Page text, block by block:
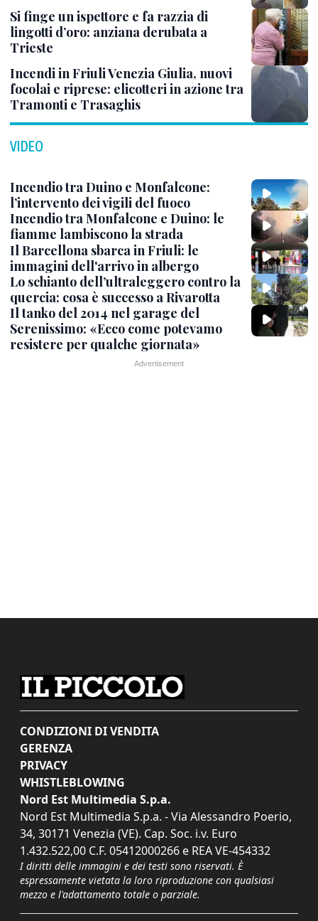
Si finge un ispettore e fa razzia di
lingotti d’oro: anziana derubata a
Trieste
Incendi in Friuli Venezia Giulia, nuovi
focolai e riprese: elicotteri in azione tra
Tramonti e Trasaghis
VIDEO
Incendio tra Duino e Monfalcone:
l’intervento dei vigili del fuoco
Incendio tra Monfalcone e Duino: le
fiamme lambiscono la strada
Il Barcellona sbarca in Friuli: le
immagini dell'arrivo in albergo
Lo schianto dell’ultraleggero contro la
quercia: cosa è successo a Rivarotta
Il tanko del 2014 nel garage del
Serenissimo: «Ecco come potevamo
resistere per qualche giornata»
CONDIZIONI DI VENDITA
GERENZA
PRIVACY
WHISTLEBLOWING
Nord Est Multimedia S.p.a.
Nord Est Multimedia S.p.a. - Via Alessandro Poerio,
34, 30171 Venezia (VE). Cap. Soc. i.v. Euro
1.432.522,00 C.F. 05412000266 e REA VE-454332
I diritti delle immagini e dei testi sono riservati. È
espressamente vietata la loro riproduzione con qualsiasi
mezzo e l'adattamento totale o parziale.